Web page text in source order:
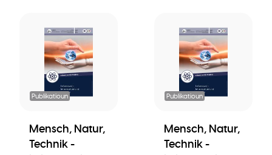
Publikatioun
Mensch, Natur,
Technik -
Publikatioun
Mensch, Natur,
Technik -